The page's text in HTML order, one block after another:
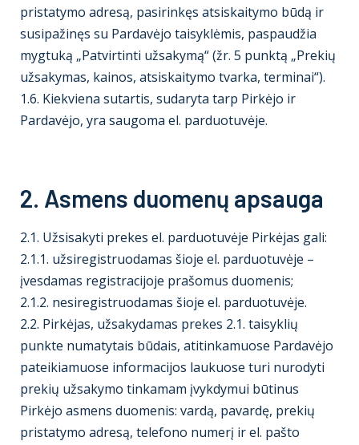
pristatymo adresą, pasirinkęs atsiskaitymo būdą ir
susipažinęs su Pardavėjo taisyklėmis, paspaudžia
mygtuką „Patvirtinti užsakymą“ (žr. 5 punktą „Prekių
užsakymas, kainos, atsiskaitymo tvarka, terminai“).
1.6. Kiekviena sutartis, sudaryta tarp Pirkėjo ir
Pardavėjo, yra saugoma el. parduotuvėje.
2. Asmens duomenų apsauga
2.1. Užsisakyti prekes el. parduotuvėje Pirkėjas gali:
2.1.1. užsiregistruodamas šioje el. parduotuvėje –
įvesdamas registracijoje prašomus duomenis;
2.1.2. nesiregistruodamas šioje el. parduotuvėje.
2.2. Pirkėjas, užsakydamas prekes 2.1. taisyklių
punkte numatytais būdais, atitinkamuose Pardavėjo
pateikiamuose informacijos laukuose turi nurodyti
prekių užsakymo tinkamam įvykdymui būtinus
Pirkėjo asmens duomenis: vardą, pavardę, prekių
pristatymo adresą, telefono numerį ir el. pašto